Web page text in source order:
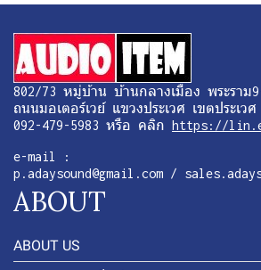
802/73 หมู่บ้าน บ้านกลางเมือง พระราม
ถนนมอเตอร์เวย์ แขวงประเวศ เขตประเว
092-479-5983 หรือ คลิก https://
e-mail :
p.adaysound@gmail.com /
ABOUT
ABOUT US